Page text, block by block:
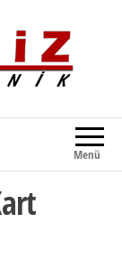
Kaliteli Hizmet |
Firması
Menü